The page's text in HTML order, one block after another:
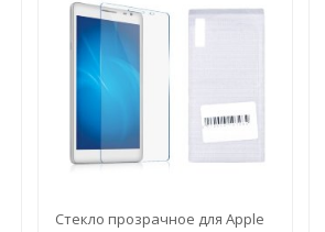
Стекло прозрачное для Apple